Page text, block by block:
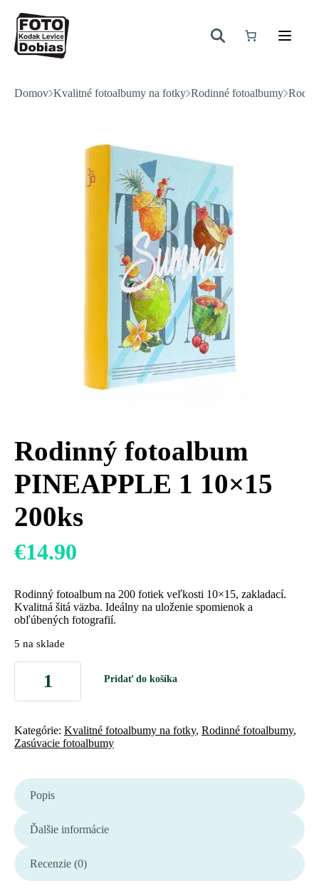
Domov Kvalitné fotoalbumy na fotky Rodinné fotoalbumy
Rodinný fotoalbum
PINEAPPLE 1 10×15
200ks
€14.90
Rodinný fotoalbum na 200 fotiek veľkosti 10×15, zakladací.
Kvalitná šitá väzba. Ideálny na uloženie spomienok a
obľúbených fotografií.
5 na sklade
Pridať do košíka
Kategórie: Kvalitné fotoalbumy na fotky, Rodinné fotoalbumy,
Zasúvacie fotoalbumy
Popis
Ďalšie informácie
Recenzie (0)